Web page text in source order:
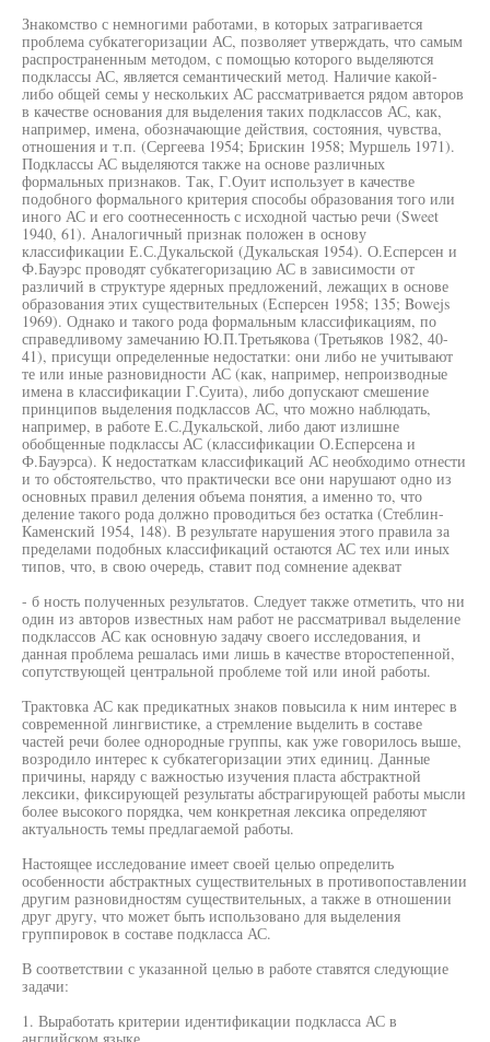
Знакомство с немногими работами, в которых затрагивается
проблема субкатегоризации АС, позволяет утверждать, что самым
распространенным методом, с помощью которого выделяются
подклассы АС, является семантический метод. Наличие какой-
либо общей семы у нескольких АС рассматривается рядом авторов
в качестве основания для выделения таких подклассов АС, как,
например, имена, обозначающие действия, состояния, чувства,
отношения и т.п. (Сергеева 1954; Брискин 1958; Муршель 1971).
Подклассы АС выделяются также на основе различных
формальных признаков. Так, Г.Оуит использует в качестве
подобного формального критерия способы образования того или
иного АС и его соотнесенность с исходной частью речи (Sweet
1940, 61). Аналогичный признак положен в основу
классификации Е.С.Дукальской (Дукальская 1954). О.Есперсен и
Ф.Бауэрс проводят субкатегоризацию АС в зависимости от
различий в структуре ядерных предложений, лежащих в основе
образования этих существительных (Есперсен 1958; 135; Bowejs
1969). Однако и такого рода формальным классификациям, по
справедливому замечанию Ю.П.Третьякова (Третьяков 1982, 40-
41), присущи определенные недостатки: они либо не учитывают
те или иные разновидности АС (как, например, непроизводные
имена в классификации Г.Суита), либо допускают смешение
принципов выделения подклассов АС, что можно наблюдать,
например, в работе Е.С.Дукальской, либо дают излишне
обобщенные подклассы АС (классификации О.Есперсена и
Ф.Бауэрса). К недостаткам классификаций АС необходимо отнести
и то обстоятельство, что практически все они нарушают одно из
основных правил деления объема понятия, а именно то, что
деление такого рода должно проводиться без остатка (Стеблин-
Каменский 1954, 148). В результате нарушения этого правила за
пределами подобных классификаций остаются АС тех или иных
типов, что, в свою очередь, ставит под сомнение адекват
- б ность полученных результатов. Следует также отметить, что ни
один из авторов известных нам работ не рассматривал выделение
подклассов АС как основную задачу своего исследования, и
данная проблема решалась ими лишь в качестве второстепенной,
сопутствующей центральной проблеме той или иной работы.
Трактовка АС как предикатных знаков повысила к ним интерес в
современной лингвистике, а стремление выделить в составе
частей речи более однородные группы, как уже говорилось выше,
возродило интерес к субкатегоризации этих единиц. Данные
причины, наряду с важностью изучения пласта абстрактной
лексики, фиксирующей результаты абстрагирующей работы мысли
более высокого порядка, чем конкретная лексика определяют
актуальность темы предлагаемой работы.
Настоящее исследование имеет своей целью определить
особенности абстрактных существительных в противопоставлении
другим разновидностям существительных, а также в отношении
друг другу, что может быть использовано для выделения
группировок в составе подкласса АС.
В соответствии с указанной целью в работе ставятся следующие
задачи:
1. Выработать критерии идентификации подкласса АС в